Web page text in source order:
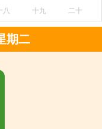
八 十九 二十
期二